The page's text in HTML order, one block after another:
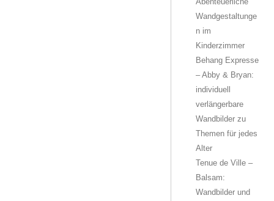
Wandgestaltunge
n im
Kinderzimmer
Behang Expresse
– Abby & Bryan:
individuell
verlängerbare
Wandbilder zu
Themen für jedes
Alter
Tenue de Ville –
Balsam:
Wandbilder und